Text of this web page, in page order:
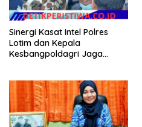
Sinergi Kasat Intel Polres
Lotim dan Kepala
Kesbangpoldagri Jaga